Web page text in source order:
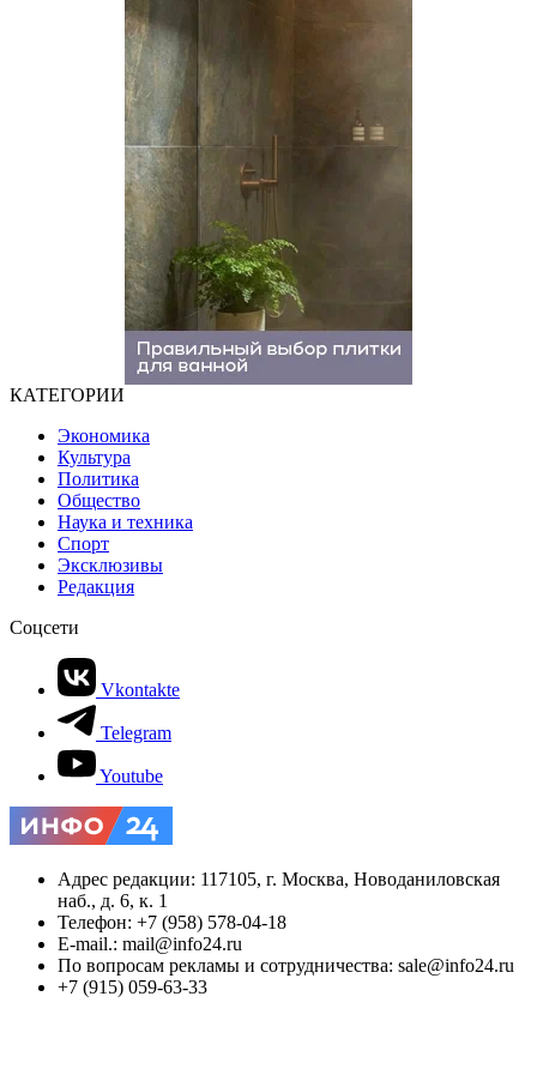
КАТЕГОРИИ
Экономика
Культура
Политика
Общество
Наука и техника
Спорт
Эксклюзивы
Редакция
Соцсети
Vkontakte
Telegram
Youtube
Адрес редакции: 117105, г. Москва, Новоданиловская
наб., д. 6, к. 1
Телефон: +7 (958) 578-04-18
E-mail.: mail@info24.ru
По вопросам рекламы и сотрудничества: sale@info24.ru
+7 (915) 059-63-33